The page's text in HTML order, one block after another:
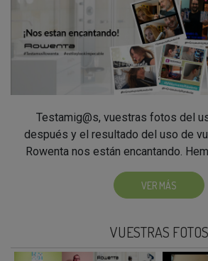
Testamig@s, vuestras fotos del
después y el resultado del uso de
Rowenta nos están encantando.
VER MÁS
VUESTRAS FOTOS